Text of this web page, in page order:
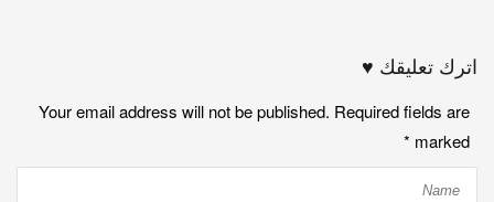
اترك تعليقك ♥
Your email address will not be published. Required fields are
marked
*